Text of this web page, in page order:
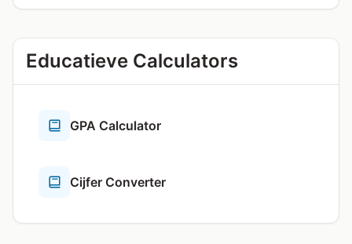
Educatieve Calculators
GPA Calculator
Cijfer Converter